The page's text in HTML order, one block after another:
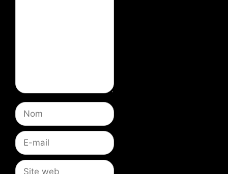
Nom
E-
mail
Site